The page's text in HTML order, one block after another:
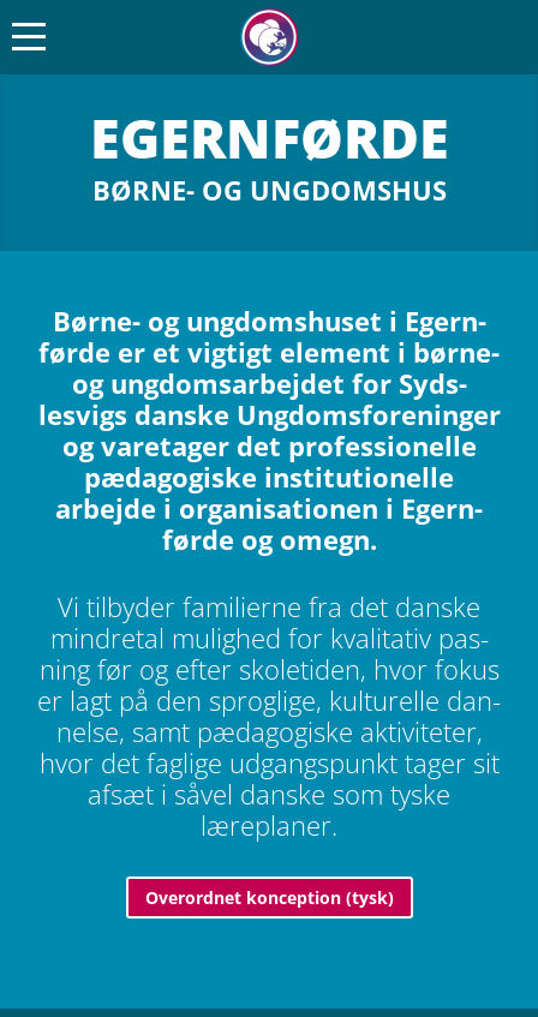
EGER­N­FØRDE
BØRNE- OG UNGDOMSHUS
Børne- og ung­doms­hu­set i Eger­n­
førde er et vig­tigt ele­ment i børne-
og ung­doms­ar­bej­det for Syds­
lesvigs danske Ung­doms­for­e­nin­ger
og vare­ta­ger det pro­fes­sio­nelle
pæda­go­gi­ske insti­tu­tio­nelle
arbejde i orga­ni­sa­tio­nen i Eger­n­
førde og omegn.
Vi til­by­der fami­li­erne fra det danske
min­dre­tal mulig­hed for kva­li­ta­tiv pas­
ning før og efter sko­le­ti­den, hvor fokus
er lagt på den sprog­lige, kul­tu­relle dan­
nelse, samt pæda­go­gi­ske akti­vi­te­ter,
hvor det fag­lige udgangs­punkt tager sit
afsæt i såvel danske som tyske
læreplaner.
Over­ord­net kon­cep­tion (tysk)